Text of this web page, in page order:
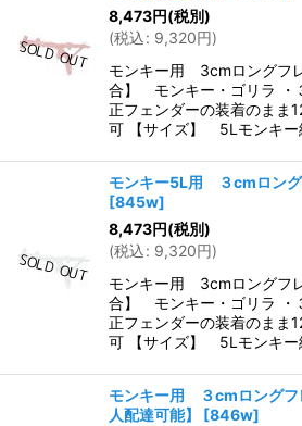
8,473円(税別)
(税込: 9,320円)
モンキー用 3cmロングフ
合】 モンキー・ゴリラ ・
正フェンダーの装着のまま
可 【サイズ】 5Lモンキー
モンキー5L用 ３cmロン
[845w]
8,473円(税別)
(税込: 9,320円)
モンキー用 3cmロングフ
合】 モンキー・ゴリラ ・
正フェンダーの装着のまま
可 【サイズ】 5Lモンキー
モンキー用 ３cmロング
人配達可能】
[846w]